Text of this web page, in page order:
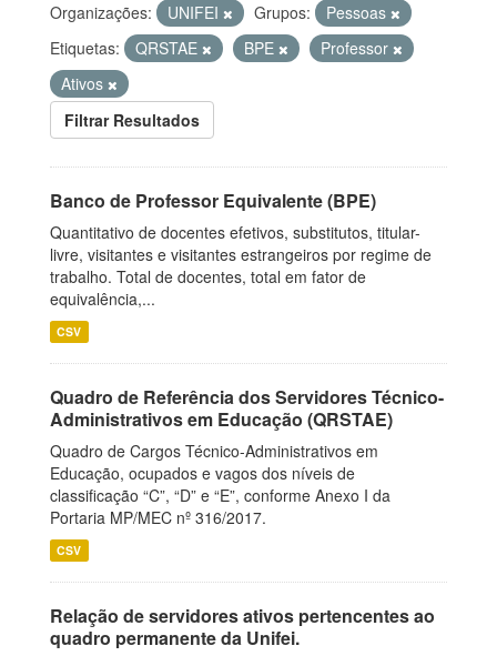
Organizações: UNIFEI Grupos:
Pessoas
Etiquetas:
QRSTAE BPE
Professor
Ativos
Filtrar Resultados
Banco de Professor Equivalente (BPE)
Quantitativo de docentes efetivos, substitutos, titular-
livre, visitantes e visitantes estrangeiros por regime de
trabalho. Total de docentes, total em fator de
equivalência,...
CSV
Quadro de Referência dos Servidores Técnico-
Administrativos em Educação (QRSTAE)
Quadro de Cargos Técnico-Administrativos em
Educação, ocupados e vagos dos níveis de
classificação “C”, “D” e “E”, conforme Anexo I da
Portaria MP/MEC nº 316/2017.
CSV
Relação de servidores ativos pertencentes ao
quadro permanente da Unifei.